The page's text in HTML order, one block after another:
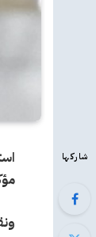
شاركها